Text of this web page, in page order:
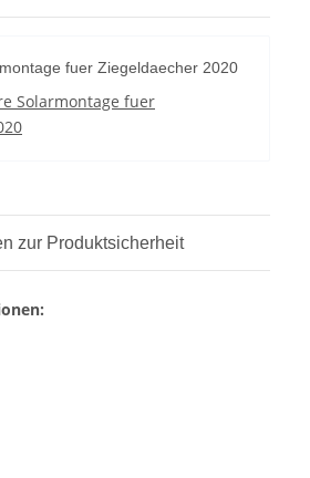
fuer Ziegeldaecher 2020
Solarmontage fuer
zur Produktsicherheit